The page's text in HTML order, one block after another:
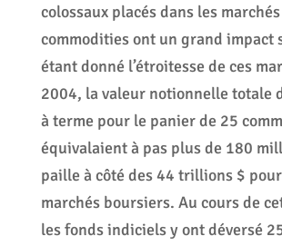
colossaux placés dans les
commodities ont un grand impact
étant donné l’étroitesse de ces
2004, la valeur notionnelle totale
à terme pour le panier de 25
équivalaient à pas plus de 180
paille à côté des 44 trillions $
marchés boursiers. Au cours de
les fonds indiciels y ont déversé